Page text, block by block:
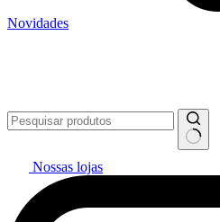
Novidades
Nossas lojas